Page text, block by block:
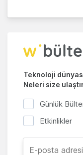
Teknoloji
Neleri size
Günlük
Etkinlikler